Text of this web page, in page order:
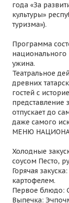
года «За
культуры»
туризма»).
Программа
национального
ужина.
Театральное
древних
гостей с
представление
отпускает до
даже самого
МЕНЮ
Холодные
соусом Песто,
Горячая
картофелем.
Первое блюдо:
Выпечка: